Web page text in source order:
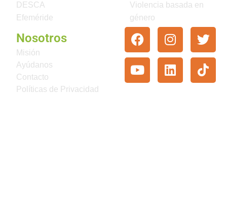
DESCA
Efeméride
Violencia basada en
género
Nosotros
Misión
Ayúdanos
Contacto
Políticas de Privacidad